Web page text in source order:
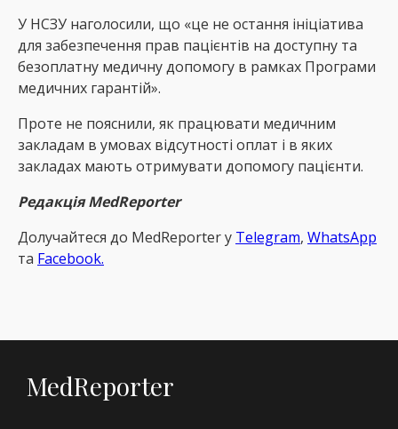
У НСЗУ наголосили, що «це не остання ініціатива
для забезпечення прав пацієнтів на доступну та
безоплатну медичну допомогу в рамках Програми
медичних гарантій».
Проте не пояснили, як працювати медичним
закладам в умовах відсутності оплат і в яких
закладах мають отримувати допомогу пацієнти.
Редакція MedReporter
Долучайтеся до MedReрorter у Telegram, WhatsApp
та Facebook.
MedReporter